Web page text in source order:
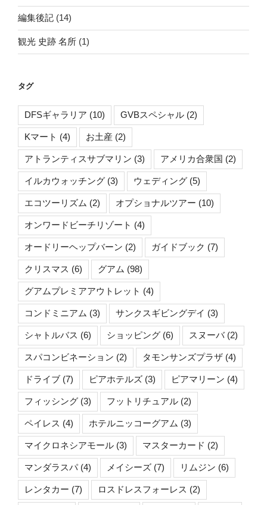
編集後記 (14)
観光 史跡 名所 (1)
タグ
DFSギャラリア (10) GVBスペシャル (2)
Kマート (4) お土産 (2)
アトランティスサブマリン (3) アメリカ合衆国 (2)
イルカウォッチング (3) ウェディング (5)
エコツーリズム (2) オプショナルツアー (10)
オンワードビーチリゾート (4)
オードリーヘップバーン (2) ガイドブック (7)
クリスマス (6) グアム (98)
グアムプレミアアウトレット (4)
コンドミニアム (3) サンクスギビングデイ (3)
シャトルバス (6) ショッピング (6) スヌーバ(2)
スパコンビネーション (2) タモンサンズプラザ (4)
ドライブ (7) ピアホテルズ (3) ピアマリーン (4)
フィッシング (3) フットリチュアル (2)
ペイレス (4) ホテルニッコーグアム (3)
マイクロネシアモール (3) マスターカード (2)
マンダラスパ(4) メイシーズ (7) リムジン (6)
レンタカー (7) ロスドレスフォーレス (2)